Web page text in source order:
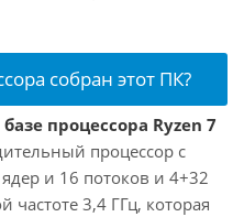
собран этот ПК?
процессора Ryzen 7
процессор с
и 16 потоков и 4+32
частоте 3,4 ГГц, которая